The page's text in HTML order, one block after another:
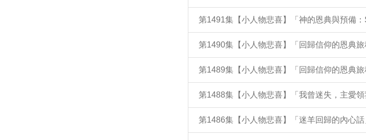
第1491集【小人物悲喜】「神的恩典與預備
第1490集【小人物悲喜】「回歸信仰的恩典旅
第1489集【小人物悲喜】「回歸信仰的恩典旅
第1488集【小人物悲喜】「我曾迷失，主愛
第1486集【小人物悲喜】「迷羊回歸的內心話